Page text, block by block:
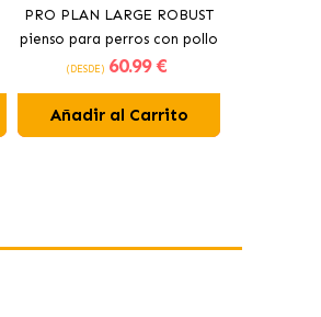
PRO PLAN LARGE ROBUST
pienso para perros con pollo
(DESDE) 60.99 €
Añadir al Carrito